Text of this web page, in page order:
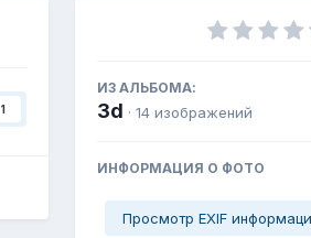
1
ИЗ АЛЬБОМА:
3d · 14 изображений
ИНФОРМАЦИЯ О ФОТО
Просмотр EXIF